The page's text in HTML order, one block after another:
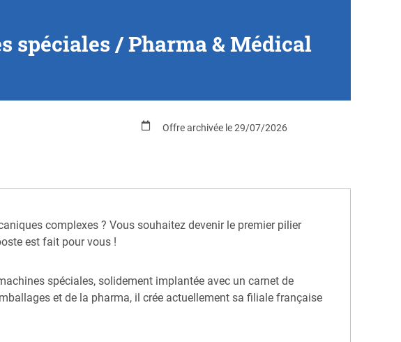
spéciales / Pharma & Médical
Offre archivée le 29/07/2026
complexes ? Vous souhaitez devenir le premier pilier
est fait pour vous !
spéciales, solidement implantée avec un carnet de
et de la pharma, il crée actuellement sa filiale française